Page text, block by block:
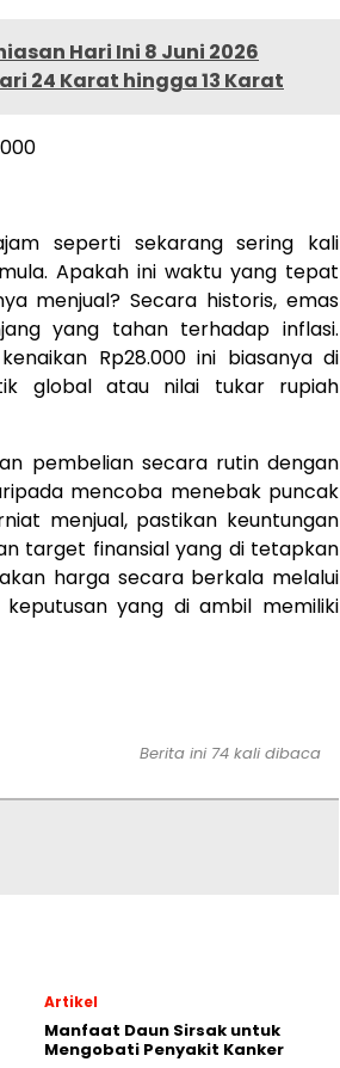
Hari Ini 8 Juni 2026
24 Karat hingga 13 Karat
seperti sekarang sering kali
Apakah ini waktu yang tepat
menjual? Secara historis, emas
yang tahan terhadap inflasi.
Rp28.000 ini biasanya di
global atau nilai tukar rupiah
pembelian secara rutin dengan
mencoba menebak puncak
menjual, pastikan keuntungan
target finansial yang di tetapkan
harga secara berkala melalui
yang di ambil memiliki
Berita ini 74 kali dibaca
Artikel
Manfaat Daun Sirsak untuk
Mengobati Penyakit Kanker